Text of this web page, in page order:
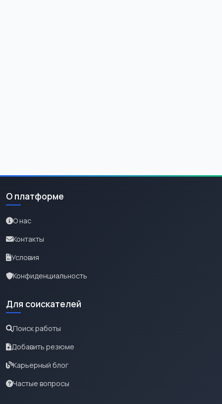
О платформе
О нас
Контакты
Условия
Конфиденциальность
Для соискателей
Поиск работы
Добавить резюме
Карьерный блог
Частые вопросы